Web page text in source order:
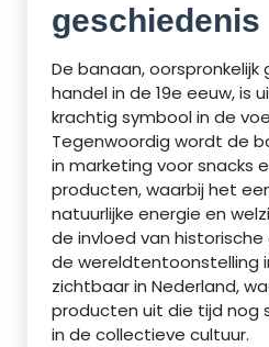
geschiedenis
De banaan,
handel in de 19e eeuw, is
krachtig symbool in de
Tegenwoordig wordt de
in marketing voor snacks
producten, waarbij het
natuurlijke energie en
de invloed van
de wereldtentoonstelling
zichtbaar in Nederland,
producten uit die tijd nog
in de collectieve cultuur.